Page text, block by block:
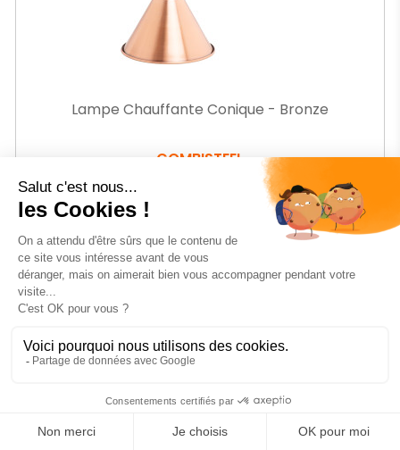
Lampe Chauffante Conique - Bronze
COMBISTEEL
-27%
Prix
Prix
base
98,52 € HT 71 €25HT